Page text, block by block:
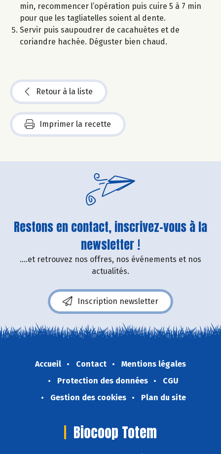
min, recommencer l’opération puis cuire 5 à 7 min
pour que les tagliatelles soient al dente.
Servir puis saupoudrer de cacahuètes et de
coriandre hachée. Déguster bien chaud.
Retour à la liste
Imprimer la recette
Restons en contact, inscrivez-vous à la
newsletter !
....et retrouvez nos offres, nos événements et nos
actualités.
Inscription newsletter
Accueil Contact
Mentions légales
Protection des données
CGU
Gestion des cookies
Plan du site
Biocoop Totem